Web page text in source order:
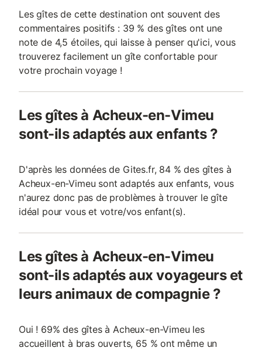
Les gîtes de cette destination ont souvent des
commentaires positifs : 39 % des gîtes ont une
note de 4,5 étoiles, qui laisse à penser qu'ici, vous
trouverez facilement un gîte confortable pour
votre prochain voyage !
Les gîtes à Acheux-en-Vimeu
sont-ils adaptés aux enfants ?
D'après les données de Gites.fr, 84 % des gîtes à
Acheux-en-Vimeu sont adaptés aux enfants, vous
n'aurez donc pas de problèmes à trouver le gîte
idéal pour vous et votre/vos enfant(s).
Les gîtes à Acheux-en-Vimeu
sont-ils adaptés aux voyageurs et
leurs animaux de compagnie ?
Oui ! 69% des gîtes à Acheux-en-Vimeu les
accueillent à bras ouverts, 65 % ont même un